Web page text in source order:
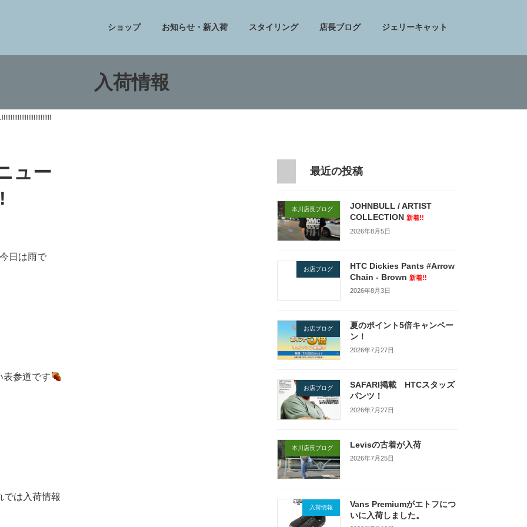
ショップ お知らせ・新入荷 スタイリング 店長ブログ ジェリーキャット
入荷情報
ュー
日は雨で
表参道です
では入荷情報
最近の投稿
本川店長ブログ
JOHNBULL / ARTIST
COLLECTION 新着!!
2026年8月5日
お店ブログ
HTC Dickies Pants #Arrow
Chain - Brown 新着!!
2026年8月3日
お店ブログ
夏のポイント5倍キャンペー
ン！
2026年7月27日
お店ブログ
SAFARI掲載 HTCスタッズ
パンツ！
2026年7月27日
本川店長ブログ Levisの古着が入荷
2026年7月25日
入荷情報
Vans Premiumがエトフにつ
いに入荷しました。